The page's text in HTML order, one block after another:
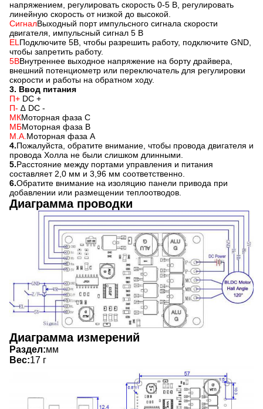
напряжением, регулировать скорость 0-5 В, регулировать
линейную скорость от низкой до высокой.
СигналВыходный порт импульсного сигнала скорости
двигателя, импульсный сигнал 5 В
EL Подключите 5В, чтобы разрешить работу, подключите GND,
чтобы запретить работу.
5ВВнутреннее выходное напряжение на борту драйвера,
внешний потенциометр или переключатель для регулировки
скорости и работы на обратном ходу.
3. Ввод питания
П+ ️ DC +
П- ∆ DC -
МКМоторная фаза С
МБМоторная фаза В
М.А. Моторная фаза А
4.Пожалуйста, обратите внимание, чтобы провода двигателя и
провода Холла не были слишком длинными.
5.Расстояние между портами управления и питания
составляет 2,0 мм и 3,96 мм соответственно.
6.Обратите внимание на изоляцию панели привода при
добавлении или размещении теплоотводов.
Диаграмма проводки
Диаграмма измерений
Раздел:мм
Вес:17 г